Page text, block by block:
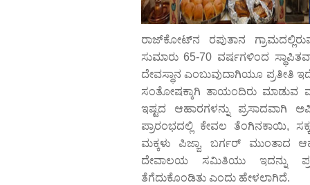
ರಾಜ್‌ಕೋಟ್‌ನ ರಪುತಾನ
ಸುಮಾರು 65-70 ವರ್ಷಗಳಿಂದ
ದೇವಸ್ಥಾನ ಎಂಬುವುದಾಗಿಯೂ ಪ್ರತೀತಿ
ಸಂತೋಷಕ್ಕಾಗಿ ತಾಯಂದಿರು ಮಾಡುವ
ಇಷ್ಟದ ಆಹಾರಗಳನ್ನು ಪ್ರಸಾದವಾಗಿ
ಪ್ರಾರಂಭದಲ್ಲಿ ಕೇವಲ ತೆಂಗಿನಕಾಯಿ,
ಮಕ್ಕಳು ಪಿಜ್ಜಾ, ಬರ್ಗರ್ ಮುಂತಾದ
ದೇವಾಲಯ ಸಮಿತಿಯು ಇದನ್ನು
ತೆಗೆದುಕೊಂಡಿತು ಎಂದು ಹೇಳಲಾಗಿದೆ.